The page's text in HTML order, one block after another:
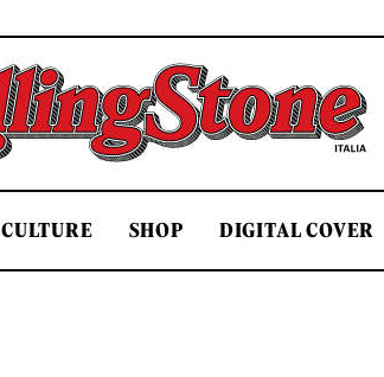
Rolling Stone Italia
CULTURE SHOP DIGITAL COVER